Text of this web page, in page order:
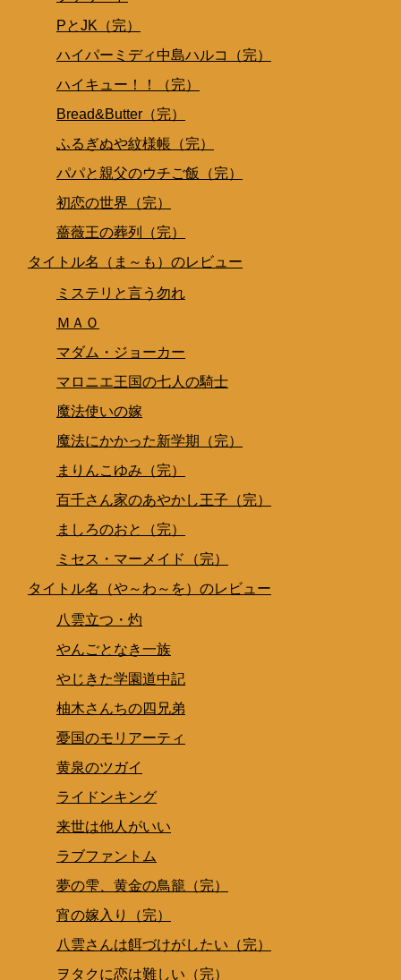
PとJK（完）
ハイパーミディ中島ハルコ（完）
ハイキュー！！（完）
Bread&Butter（完）
ふるぎぬや紋様帳（完）
パパと親父のウチご飯（完）
初恋の世界（完）
薔薇王の葬列（完）
タイトル名（ま～も）のレビュー
ミステリと言う勿れ
ＭＡＯ
マダム・ジョーカー
マロニエ王国の七人の騎士
魔法使いの嫁
魔法にかかった新学期（完）
まりんこゆみ（完）
百千さん家のあやかし王子（完）
ましろのおと（完）
ミセス・マーメイド（完）
タイトル名（や～わ～を）のレビュー
八雲立つ・灼
やんごとなき一族
やじきた学園道中記
柚木さんちの四兄弟
憂国のモリアーティ
黄泉のツガイ
ライドンキング
来世は他人がいい
ラブファントム
夢の雫、黄金の鳥籠（完）
宵の嫁入り（完）
八雲さんは餌づけがしたい（完）
ヲタクに恋は難しい（完）